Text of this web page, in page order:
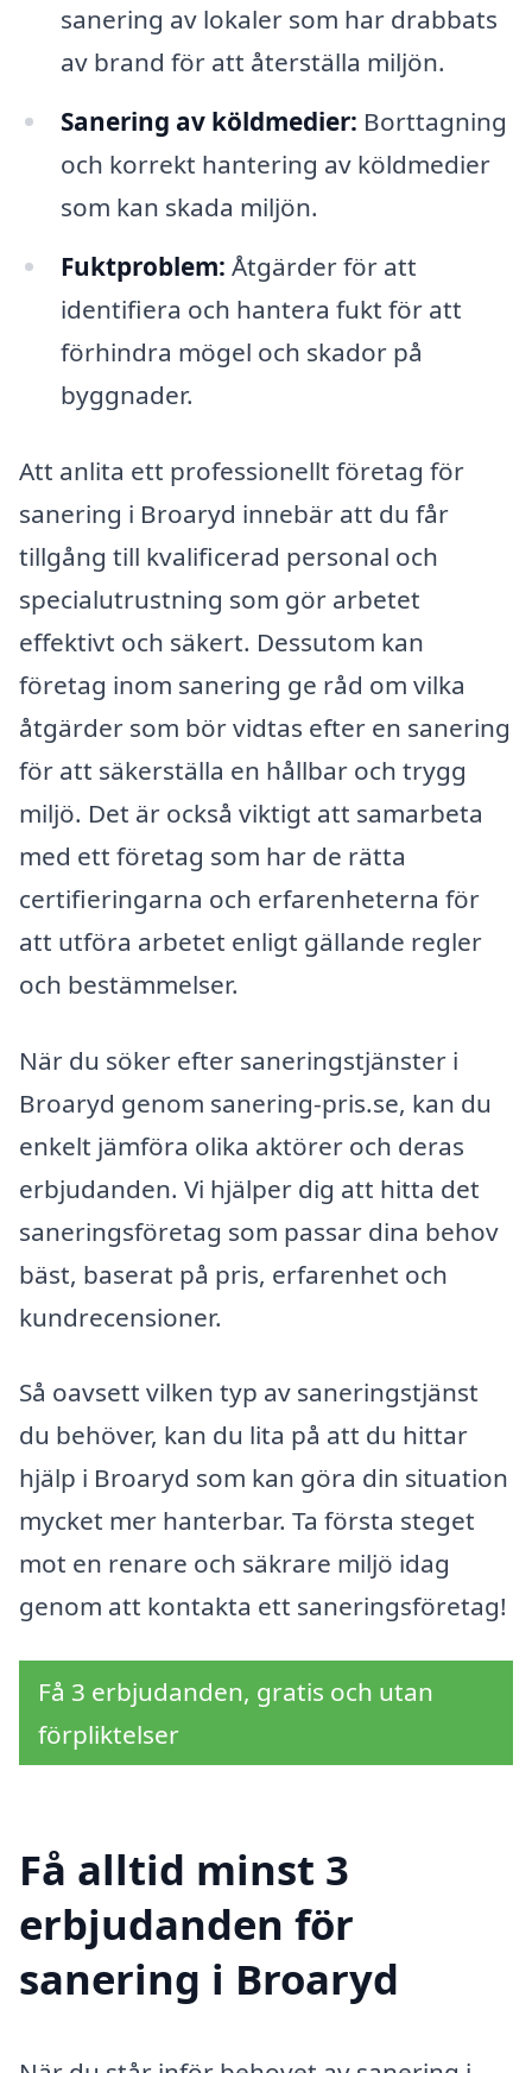
sanering av lokaler som har drabbats
av brand för att återställa miljön.
Sanering av köldmedier: Borttagning
och korrekt hantering av köldmedier
som kan skada miljön.
Fuktproblem: Åtgärder för att
identifiera och hantera fukt för att
förhindra mögel och skador på
byggnader.
Att anlita ett professionellt företag för
sanering i Broaryd innebär att du får
tillgång till kvalificerad personal och
specialutrustning som gör arbetet
effektivt och säkert. Dessutom kan
företag inom sanering ge råd om vilka
åtgärder som bör vidtas efter en sanering
för att säkerställa en hållbar och trygg
miljö. Det är också viktigt att samarbeta
med ett företag som har de rätta
certifieringarna och erfarenheterna för
att utföra arbetet enligt gällande regler
och bestämmelser.
När du söker efter saneringstjänster i
Broaryd genom sanering-pris.se, kan du
enkelt jämföra olika aktörer och deras
erbjudanden. Vi hjälper dig att hitta det
saneringsföretag som passar dina behov
bäst, baserat på pris, erfarenhet och
kundrecensioner.
Så oavsett vilken typ av saneringstjänst
du behöver, kan du lita på att du hittar
hjälp i Broaryd som kan göra din situation
mycket mer hanterbar. Ta första steget
mot en renare och säkrare miljö idag
genom att kontakta ett saneringsföretag!
Få 3 erbjudanden, gratis och utan
förpliktelser
Få alltid minst 3
erbjudanden för
sanering i Broaryd